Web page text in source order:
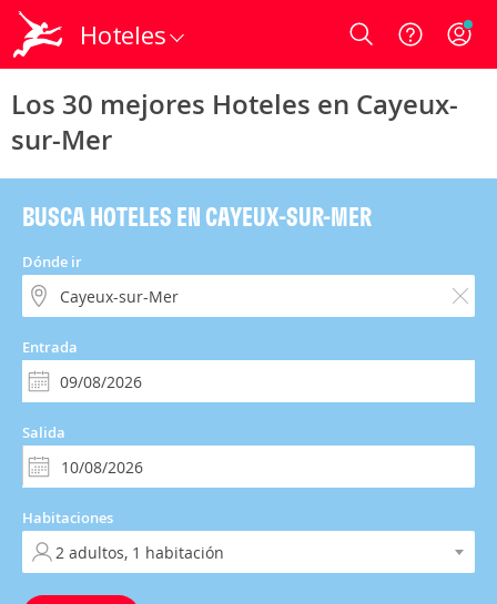
Hoteles Login
Los 30 mejores Hoteles en Cayeux-
sur-Mer
BUSCA HOTELES EN CAYEUX-SUR-MER
Dónde ir
Entrada
Salida
Habitaciones